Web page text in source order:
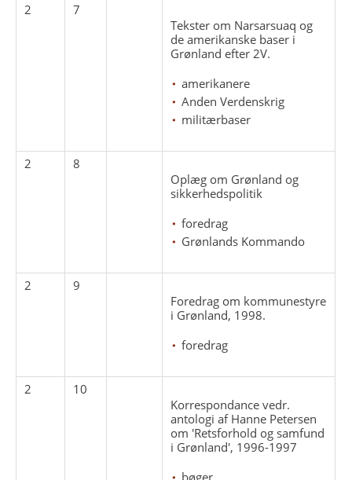
2
7
Tekster om Narsarsuaq og
de amerikanske baser i
Grønland efter 2V.
amerikanere
Anden Verdenskrig
militærbaser
2
8
Oplæg om Grønland og
sikkerhedspolitik
foredrag
Grønlands Kommando
2
9
Foredrag om kommunestyre
i Grønland, 1998.
foredrag
2
10
Korrespondance vedr.
antologi af Hanne Petersen
om 'Retsforhold og samfund
i Grønland', 1996-1997
bøger